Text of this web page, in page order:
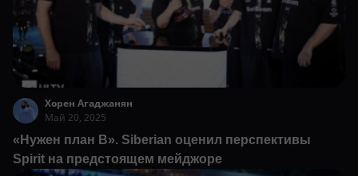
Хорен Агаджанян
Май 20, 2025
«Нужен план B». Siberian оценил перспективы
Spirit на предстоящем мейджоре